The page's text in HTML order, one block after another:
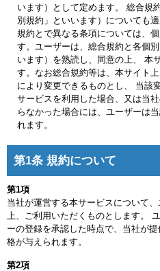
います）として定めます。 総合規
別規約」といいます）についても
規約とで異なる条項については、
す。ユーザーは、総合規約と各個
います）を熟読し、同意の上、 本
す。なお総合規約等は、本サイト
により変更できるものとし、 当該
サービスを利用した場合、又は当
らなかった場合には、ユーザーは
れます。
第1条 規約について
第1項
当社が運営する本サービスについて
上、ご利用いただくものとします。
ーの登録を承認した時点で、当社が
格が与えられます。
第2項